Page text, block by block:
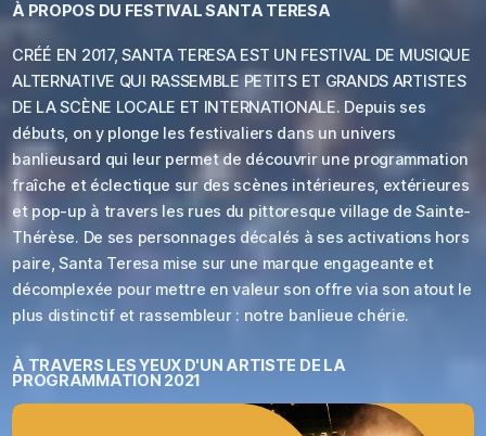
À PROPOS DU FESTIVAL SANTA TERESA
CRÉÉ EN 2017, SANTA TERESA EST UN FESTIVAL DE MUSIQUE
ALTERNATIVE QUI RASSEMBLE PETITS ET GRANDS ARTISTES
DE LA SCÈNE LOCALE ET INTERNATIONALE. Depuis ses
débuts, on y plonge les festivaliers dans un univers
banlieusard qui leur permet de découvrir une programmation
fraîche et éclectique sur des scènes intérieures, extérieures
et pop-up à travers les rues du pittoresque village de Sainte-
Thérèse. De ses personnages décalés à ses activations hors
paire, Santa Teresa mise sur une marque engageante et
décomplexée pour mettre en valeur son offre via son atout le
plus distinctif et rassembleur : notre banlieue chérie.
À TRAVERS LES YEUX D'UN ARTISTE DE LA
PROGRAMMATION 2021